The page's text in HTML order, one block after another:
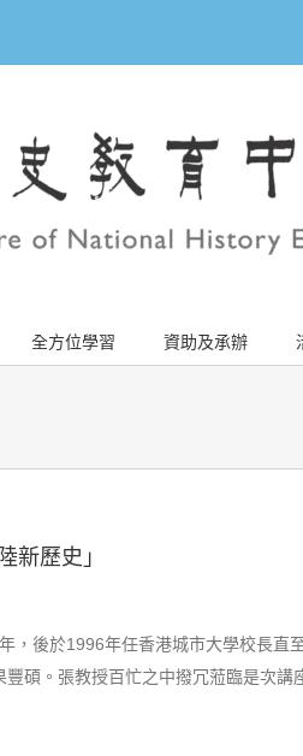
全方位學習 資助及承辦
歷史」
，後於1996年任香港城市大學校長
碩。張教授百忙之中撥冗蒞臨是次講